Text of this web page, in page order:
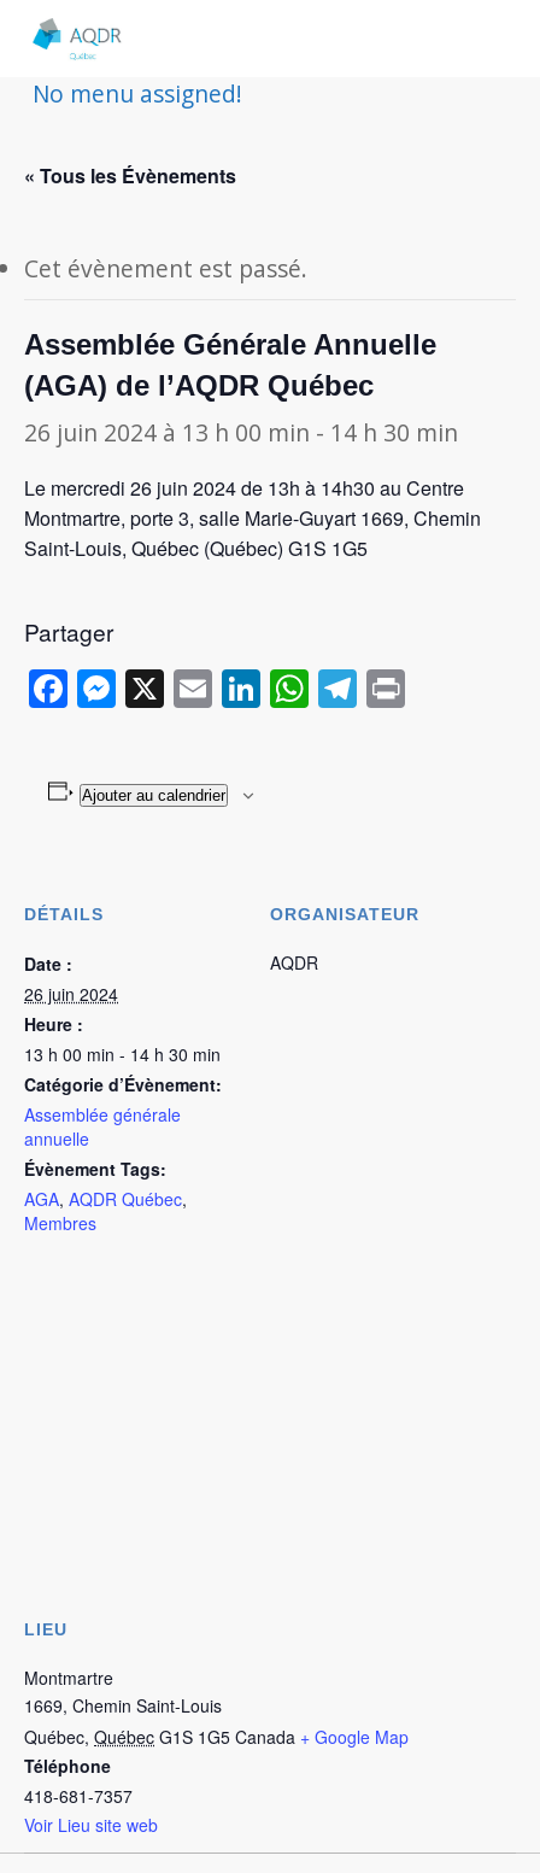
No menu assigned!
« Tous les Évènements
Cet évènement est passé.
Assemblée Générale Annuelle
(AGA) de l’AQDR Québec
26 juin 2024 à 13 h 00 min - 14 h 30 min
Le mercredi 26 juin 2024 de 13h à 14h30 au Centre
Montmartre, porte 3, salle Marie-Guyart 1669, Chemin
Saint-Louis, Québec (Québec) G1S 1G5
Partager
Facebook
Messenger
X EmailLinkedIn
WhatsApp
Telegram
Ajouter au calendrier
DÉTAILS
Date :
26 juin 2024
Heure :
13 h 00 min - 14 h 30 min
Catégorie d’Évènement:
Assemblée générale
annuelle
Évènement Tags:
AGA, AQDR Québec,
Membres
ORGANISATEUR
AQDR
LIEU
Montmartre
1669, Chemin Saint-Louis
Québec, Québec G1S 1G5 Canada + Google Map
Téléphone
418-681-7357
Voir Lieu site web